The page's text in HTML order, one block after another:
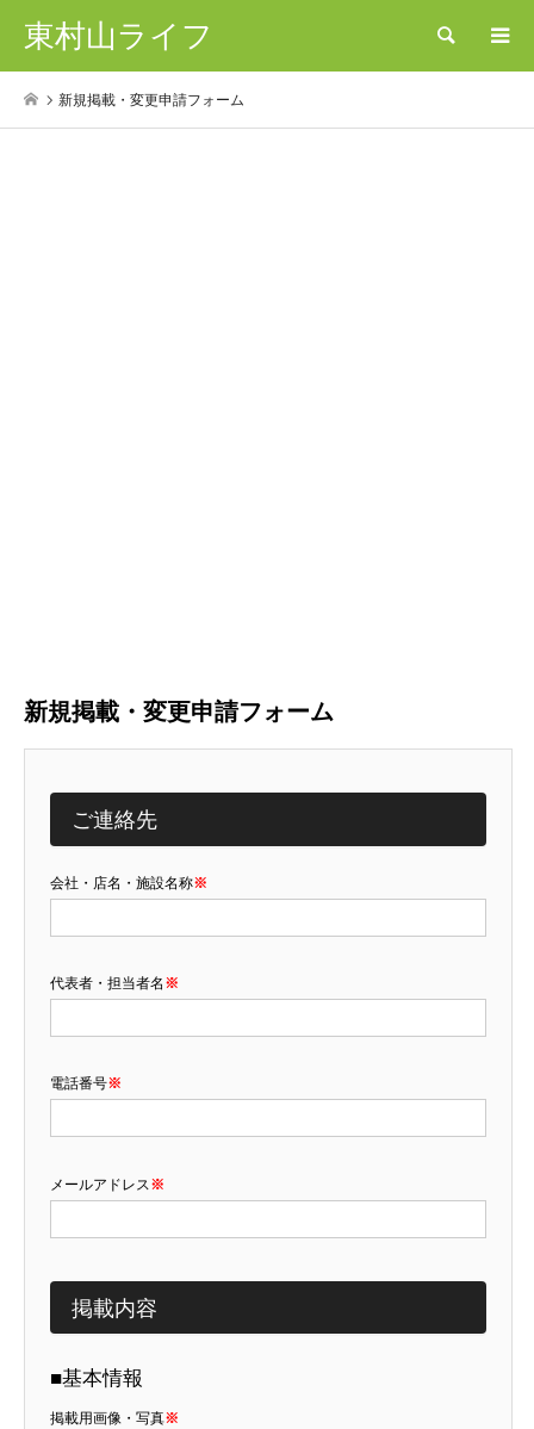
東村山ライフ 検索
新規掲載・変更申請フォーム
新規掲載・変更申請フォーム
ご連絡先
会社・店名・施設名称※
代表者・担当者名 ※
電話番号※
メールアドレス ※
掲載内容
■基本情報
掲載用画像・写真※